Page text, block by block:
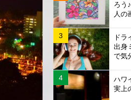
ろう
人の
ドラ
出身
で気
ハワ
実上